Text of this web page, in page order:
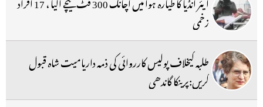
زخمی
طلبہ کیخلاف پولیس کارروائی کی ذمہ داریامیت شاہ قبول
کریں:پرینکا گاندھی